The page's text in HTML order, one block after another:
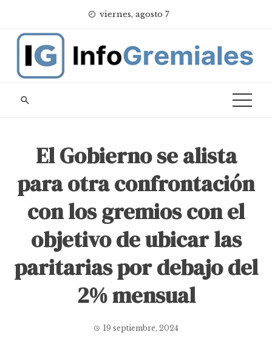
content
viernes, agosto 7
El Gobierno se alista
para otra confrontación
con los gremios con el
objetivo de ubicar las
paritarias por debajo del
2% mensual
19 septiembre, 2024